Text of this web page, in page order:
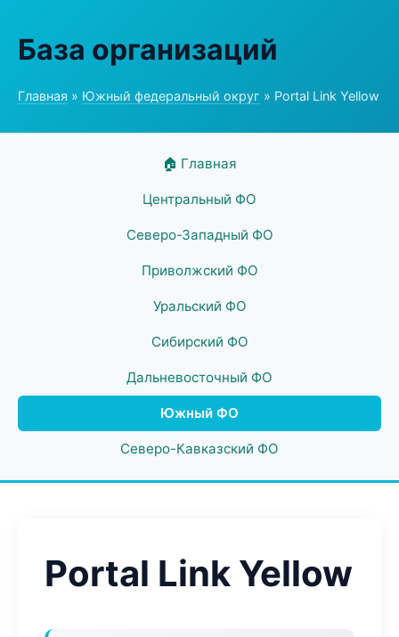
База организаций
Главная » Южный федеральный округ » Portal Link Yellow
🏠 Главная
Центральный ФО
Северо-Западный ФО
Приволжский ФО
Уральский ФО
Сибирский ФО
Дальневосточный ФО
Южный ФО
Северо-Кавказский ФО
Portal Link Yellow